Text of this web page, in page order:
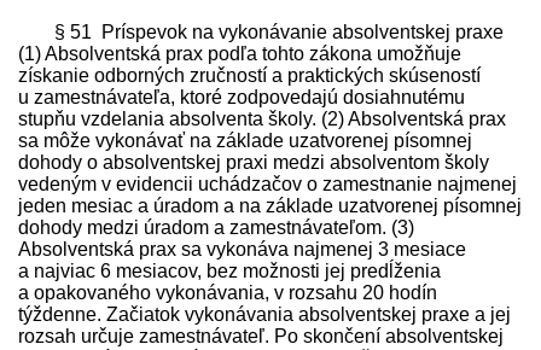
§ 51 Príspevok na vykonávanie absolventskej praxe
(1) Absolventská prax podľa tohto zákona umožňuje
získanie odborných zručností a praktických skúseností
u zamest­návateľa, ktoré zodpovedajú dosiahnutému
stupňu vzdelania absolventa školy. (2) Absolventská prax
sa môže vykonávať na základe uzatvorenej písomnej
dohody o absolventskej praxi medzi absolventom školy
vedeným v evidencii uchádzačov o zamestnanie najmenej
jeden mesiac a úradom a na základe uzatvorenej písomnej
dohody medzi úradom a zamest­návateľom. (3)
Absolventská prax sa vykonáva najmenej 3 mesiace
a najviac 6 mesiacov, bez možnosti jej predĺženia
a opakovaného vykonávania, v rozsahu 20 hodín
týždenne. Začiatok vykonávania absolventskej praxe a jej
rozsah určuje zamest­návateľ. Po skončení absolventskej